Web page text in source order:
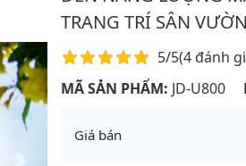
TRANG TRÍ SÂN VƯỜN
Điểm đánh
5/5(4 đánh
MÃ SẢN PHẨM: JD-U800
Giá bán